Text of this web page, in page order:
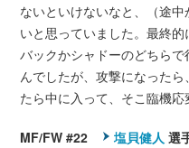
ないといけないなと、（途
いと思っていました。最終
バックかシャドーのどちら
んでしたが、攻撃になった
たら中に入って、そこ臨機応
MF/FW #22 塩貝健人 選